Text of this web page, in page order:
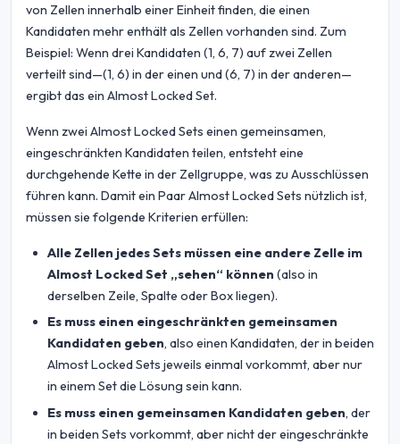
von Zellen innerhalb einer Einheit finden, die einen
Kandidaten mehr enthält als Zellen vorhanden sind. Zum
Beispiel: Wenn drei Kandidaten (1, 6, 7) auf zwei Zellen
verteilt sind—(1, 6) in der einen und (6, 7) in der anderen—
ergibt das ein Almost Locked Set.
Wenn zwei Almost Locked Sets einen gemeinsamen,
eingeschränkten Kandidaten teilen, entsteht eine
durchgehende Kette in der Zellgruppe, was zu Ausschlüssen
führen kann. Damit ein Paar Almost Locked Sets nützlich ist,
müssen sie folgende Kriterien erfüllen:
Alle Zellen jedes Sets müssen eine andere Zelle im
Almost Locked Set „sehen“ können (also in
derselben Zeile, Spalte oder Box liegen).
Es muss einen eingeschränkten gemeinsamen
Kandidaten geben, also einen Kandidaten, der in beiden
Almost Locked Sets jeweils einmal vorkommt, aber nur
in einem Set die Lösung sein kann.
Es muss einen gemeinsamen Kandidaten geben, der
in beiden Sets vorkommt, aber nicht der eingeschränkte